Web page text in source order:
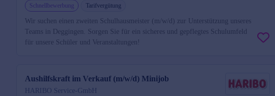
Schnellbewerbung Tarifvergütung
Wir suchen einen zweiten Schulhausmeister (m/w/d) zur Unterstützung unseres
Teams in Deggingen. Sorgen Sie für ein sicheres und gepflegtes Schulumfeld
für unsere Schüler und Veranstaltungen!
Aushilfskraft im Verkauf (m/w/d) Minijob
HARIBO Service-GmbH